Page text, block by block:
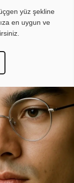
yüz şekline
en uygun ve